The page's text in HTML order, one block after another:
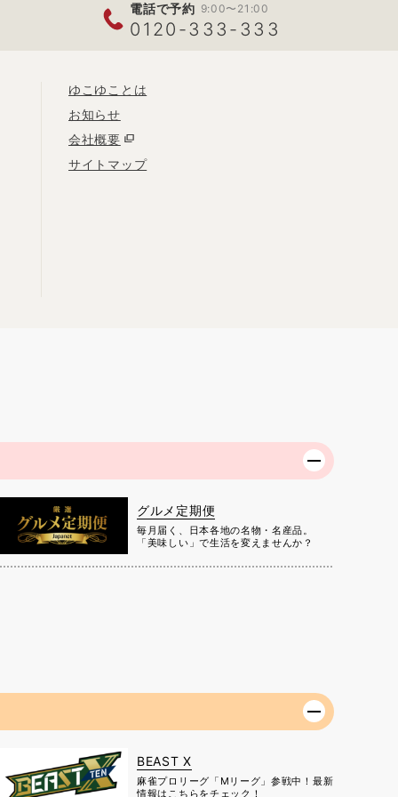
電話で予約 9:00〜21:00
0120-333-333
ゆこゆことは
お知らせ
会社概要
サイトマップ
グルメ定期便
毎月届く、日本各地の名物・名産品。
「美味しい」で生活を変えませんか？
BEAST X
麻雀プロリーグ「Mリーグ」参戦中！最新
情報はこちらをチェック！